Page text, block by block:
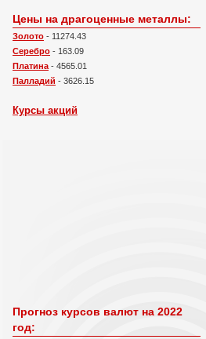
Цены на драгоценные металлы:
Золото - 11274.43
Серебро - 163.09
Платина - 4565.01
Палладий - 3626.15
Курсы акций
Прогноз курсов валют на 2022
год: